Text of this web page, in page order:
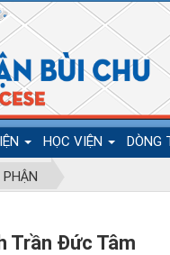
HỌC VIỆN DÒNG
Trần Đức Tâm